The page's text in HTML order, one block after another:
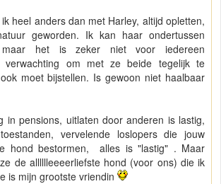
heel anders dan met Harley, altijd opletten,
geworden. Ik kan haar ondertussen
maar het is zeker niet voor iedereen
verwachting om met ze beide tegelijk te
moet bijstellen. Is gewoon niet haalbaar
in pensions, uitlaten door anderen is lastig,
vervelende loslopers die jouw
hond bestormen, alles is "lastig" . Maar
de alllllleeeerliefste hond (voor ons) die ik
is mijn grootste vriendin